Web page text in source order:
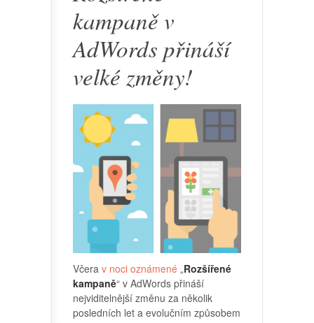
kampaně v
AdWords přináší
velké změny!
Včera v noci oznámené „Rozšířené
kampaně“ v AdWords přináší
nejviditelnější změnu za několik
posledních let a evolučním způsobem